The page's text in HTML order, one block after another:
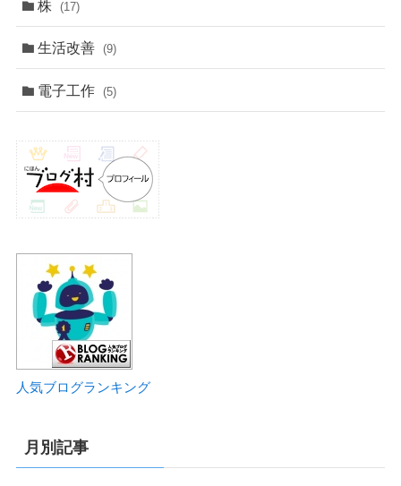
株 (17)
生活改善 (9)
電子工作 (5)
人気ブログランキング
月別記事